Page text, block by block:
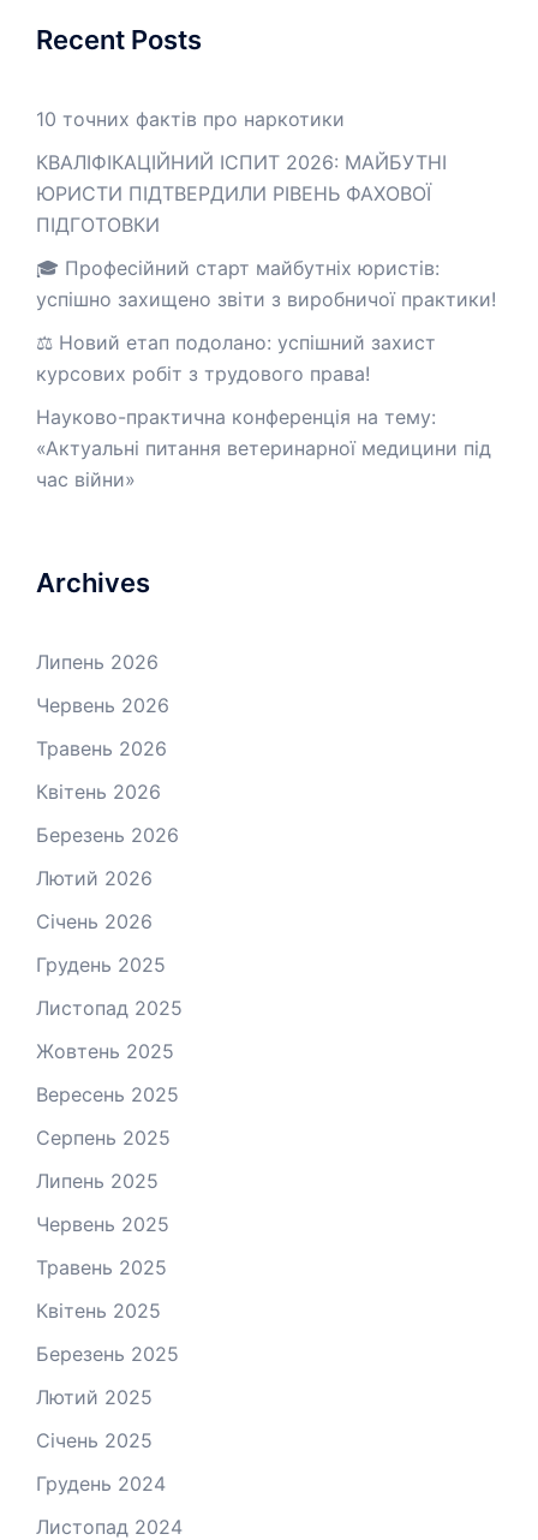
Recent Posts
10 точних фактів про наркотики
КВАЛІФІКАЦІЙНИЙ ІСПИТ 2026: МАЙБУТНІ
ЮРИСТИ ПІДТВЕРДИЛИ РІВЕНЬ ФАХОВОЇ
ПІДГОТОВКИ
🎓 Професійний старт майбутніх юристів:
успішно захищено звіти з виробничої практики!
⚖️ Новий етап подолано: успішний захист
курсових робіт з трудового права!
Науково-практична конференція на тему:
«Актуальні питання ветеринарної медицини під
час війни»
Archives
Липень 2026
Червень 2026
Травень 2026
Квітень 2026
Березень 2026
Лютий 2026
Січень 2026
Грудень 2025
Листопад 2025
Жовтень 2025
Вересень 2025
Серпень 2025
Липень 2025
Червень 2025
Травень 2025
Квітень 2025
Березень 2025
Лютий 2025
Січень 2025
Грудень 2024
Листопад 2024